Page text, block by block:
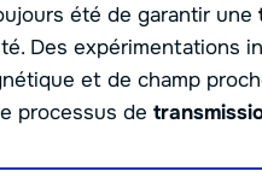
été de garantir une
Des expérimentations
et de champ
processus de